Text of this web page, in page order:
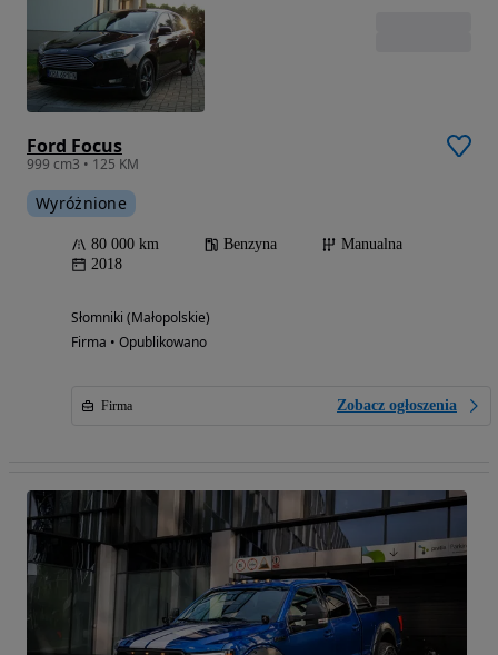
Ford Focus
999 cm3 • 125 KM
Wyróżnione
80 000 km Benzyna
Manualna
2018
Słomniki (Małopolskie)
Firma • Opublikowano
Firma Zobacz ogłoszenia